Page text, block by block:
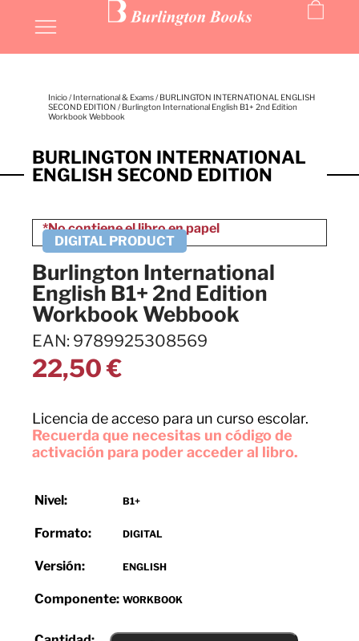
Inicio/ International & Exams/ BURLINGTON INTERNATIONAL ENGLISH
SECOND EDITION / Burlington International English B1+ 2nd Edition
Workbook Webbook
BURLINGTON INTERNATIONAL
ENGLISH SECOND EDITION
Burlington International
English B1+ 2nd Edition
Workbook Webbook
EAN: 9789925308569
22,50€
Licencia de acceso para un curso escolar.
Recuerda que necesitas un código de
activación para poder acceder al libro.
Nivel: B1+
Formato: DIGITAL
Versión: ENGLISH
Componente: WORKBOOK